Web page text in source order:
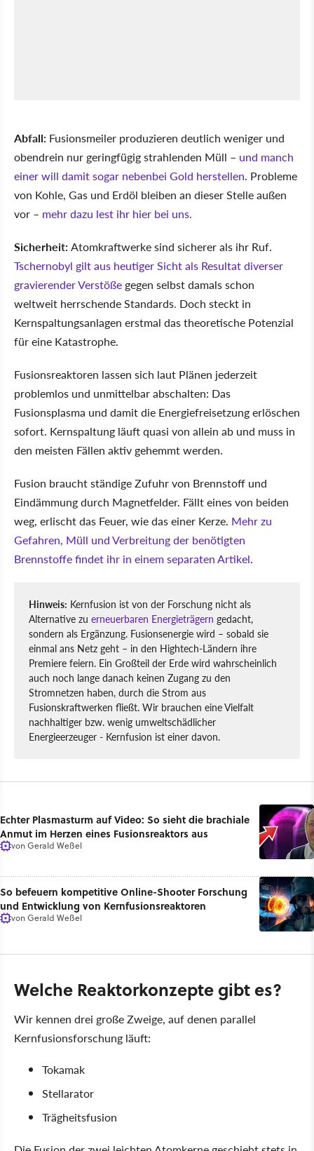
Abfall: Fusionsmeiler produzieren deutlich weniger und
obendrein nur geringfügig strahlenden Müll – und manch
einer will damit sogar nebenbei Gold herstellen. Probleme
von Kohle, Gas und Erdöl bleiben an dieser Stelle außen
vor – mehr dazu lest ihr hier bei uns.
Sicherheit:Atomkraftwerke sind sicherer als ihr Ruf.
Tschernobyl gilt aus heutiger Sicht als Resultat diverser
gravierender Verstöße gegen selbst damals schon
weltweit herrschende Standards. Doch steckt in
Kernspaltungsanlagen erstmal das theoretische Potenzial
für eine Katastrophe.
Fusionsreaktoren lassen sich laut Plänen jederzeit
problemlos und unmittelbar abschalten: Das
Fusionsplasma und damit die Energiefreisetzung erlöschen
sofort. Kernspaltung läuft quasi von allein ab und muss in
den meisten Fällen aktiv gehemmt werden.
Fusion braucht ständige Zufuhr von Brennstoff und
Eindämmung durch Magnetfelder. Fällt eines von beiden
weg, erlischt das Feuer, wie das einer Kerze. Mehr zu
Gefahren, Müll und Verbreitung der benötigten
Brennstoffe findet ihr in einem separaten Artikel.
Hinweis: Kernfusion ist von der Forschung nicht als
Alternative zu erneuerbaren Energieträgern gedacht,
sondern als Ergänzung. Fusionsenergie wird – sobald sie
einmal ans Netz geht – in den Hightech-Ländern ihre
Premiere feiern. Ein Großteil der Erde wird wahrscheinlich
auch noch lange danach keinen Zugang zu den
Stromnetzen haben, durch die Strom aus
Fusionskraftwerken fließt. Wir brauchen eine Vielfalt
nachhaltiger bzw. wenig umweltschädlicher
Energieerzeuger - Kernfusion ist einer davon.
Echter Plasmasturm auf Video: So sieht die brachiale
Anmut im Herzen eines Fusionsreaktors aus
vonGerald Weßel
So befeuern kompetitive Online-Shooter Forschung
und Entwicklung von Kernfusionsreaktoren
vonGerald Weßel
Welche Reaktorkonzepte gibt es?
Wir kennen drei große Zweige, auf denen parallel
Kernfusionsforschung läuft:
Tokamak
Stellarator
Trägheitsfusion